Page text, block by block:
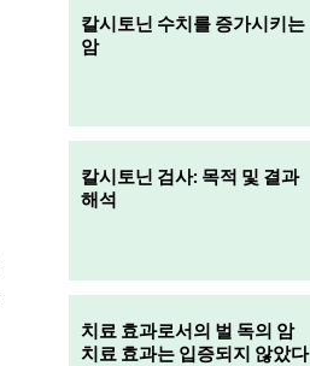
칼시토닌 수치를 증가시키는
암
칼시토닌 검사: 목적 및 결과
해석
치료 효과로서의 벌 독의 암
치료 효과는 입증되지 않았다